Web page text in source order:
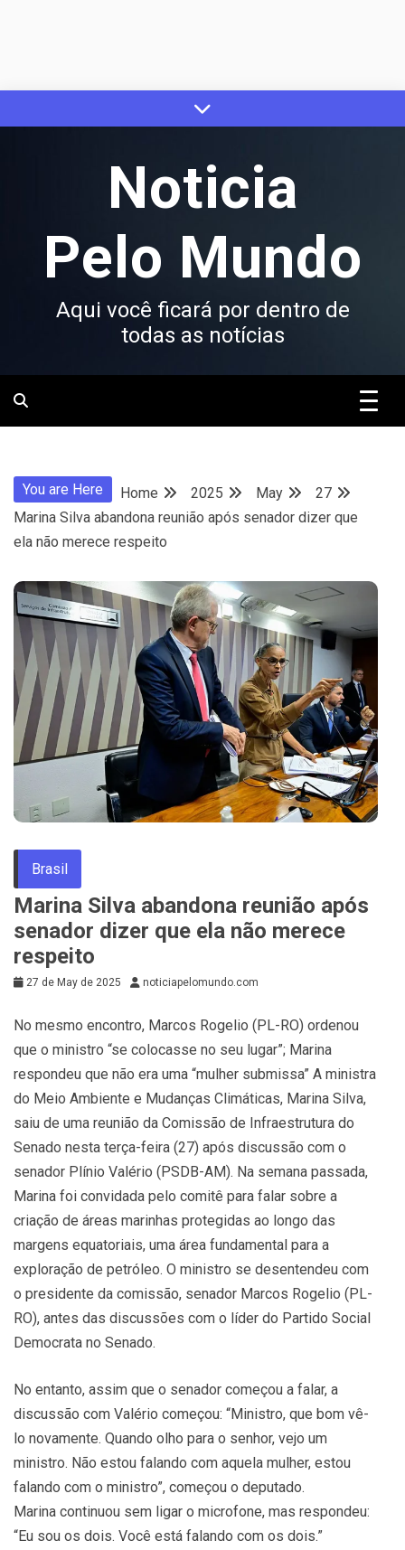
to
Noticia
Pelo Mundo
Aqui você ficará por dentro de
todas as notícias
You are Here Home 2025 May
27
Marina Silva abandona reunião após senador dizer que
ela não merece respeito
Brasil
Marina Silva abandona reunião após
senador dizer que ela não merece
respeito
27 de May de 2025 noticiapelomundo.com
No mesmo encontro, Marcos Rogelio (PL-RO) ordenou
que o ministro “se colocasse no seu lugar”; Marina
respondeu que não era uma “mulher submissa” A ministra
do Meio Ambiente e Mudanças Climáticas, Marina Silva,
saiu de uma reunião da Comissão de Infraestrutura do
Senado nesta terça-feira (27) após discussão com o
senador Plínio Valério (PSDB-AM). Na semana passada,
Marina foi convidada pelo comitê para falar sobre a
criação de áreas marinhas protegidas ao longo das
margens equatoriais, uma área fundamental para a
exploração de petróleo. O ministro se desentendeu com
o presidente da comissão, senador Marcos Rogelio (PL-
RO), antes das discussões com o líder do Partido Social
Democrata no Senado.
No entanto, assim que o senador começou a falar, a
discussão com Valério começou: “Ministro, que bom vê-
lo novamente. Quando olho para o senhor, vejo um
ministro. Não estou falando com aquela mulher, estou
falando com o ministro”, começou o deputado.
Marina continuou sem ligar o microfone, mas respondeu:
“Eu sou os dois. Você está falando com os dois.”